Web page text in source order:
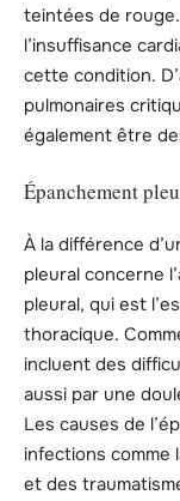
teintées de
l’insuffisance
cette condition.
pulmonaires
également être
Épanchement
À la différence
pleural concerne
pleural, qui est
thoracique.
incluent des
aussi par une
Les causes de
infections comme
et des